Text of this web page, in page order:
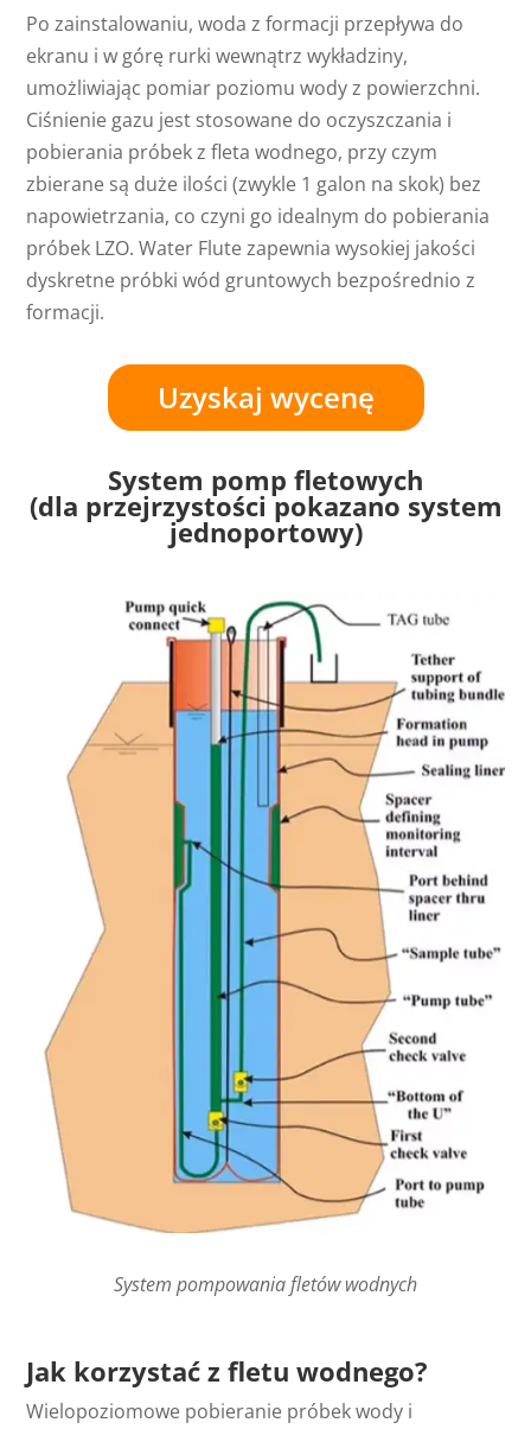
Po zainstalowaniu, woda z formacji przepływa do
ekranu i w górę rurki wewnątrz wykładziny,
umożliwiając pomiar poziomu wody z powierzchni.
Ciśnienie gazu jest stosowane do oczyszczania i
pobierania próbek z fleta wodnego, przy czym
zbierane są duże ilości (zwykle 1 galon na skok) bez
napowietrzania, co czyni go idealnym do pobierania
próbek LZO. Water Flute zapewnia wysokiej jakości
dyskretne próbki wód gruntowych bezpośrednio z
formacji.
Uzyskaj wycenę
System pomp fletowych
(dla przejrzystości pokazano system
jednoportowy)
System pompowania fletów wodnych
Jak korzystać z fletu wodnego?
Wielopoziomowe pobieranie próbek wody i